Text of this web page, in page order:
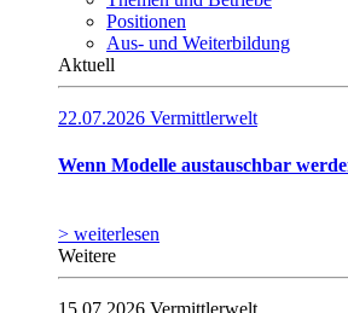
Positionen
Aus- und Weiterbildung
Aktuell
22.07.2026 Vermittlerwelt
Wenn Modelle austauschbar
> weiterlesen
Weitere